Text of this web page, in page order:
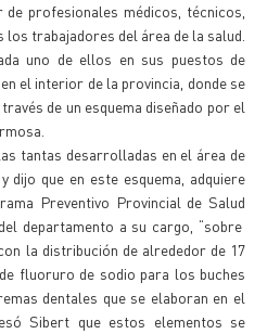
profesionales médicos, técnicos,
trabajadores del área de la salud.
uno de ellos en sus puestos de
el interior de la provincia, donde se
de un esquema diseñado por el
tantas desarrolladas en el área de
dijo que en este esquema, adquiere
Preventivo Provincial de Salud
departamento a su cargo, “sobre
la distribución de alrededor de 17
fluoruro de sodio para los buches
dentales que se elaboran en el
Sibert que estos elementos se